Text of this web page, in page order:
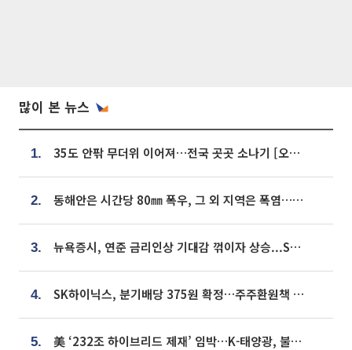
많이 본 뉴스
1. 35도 안팎 무더위 이어져…전국 곳곳 소나기 [오늘 날씨]
2. 동해안은 시간당 80㎜ 폭우, 그 외 지역은 폭염…‘극과 극 날씨’
3. 뉴욕증시, 연준 금리인상 기대감 꺾이자 상승...S&P500 사상 최고치 [종합]
4. SK하이닉스, 분기배당 375원 확정…주주환원책 9월로 앞당겨 발표
5. 美 ‘232조 하이브리드 제재’ 임박…K-태양광, 불확실성 털고 날개 다나